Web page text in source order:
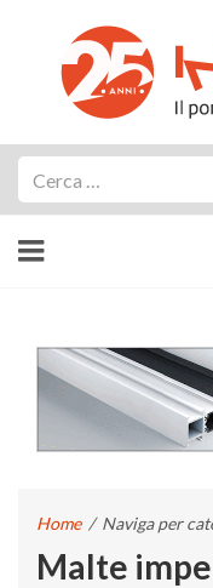
Home / Naviga per
Malte